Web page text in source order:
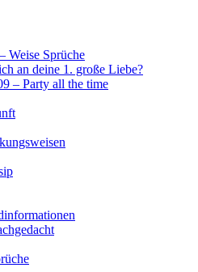
Weise Sprüche
an deine 1. große Liebe?
– Party all the time